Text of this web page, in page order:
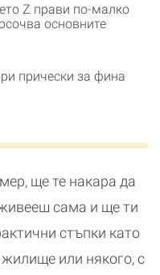
Z прави по-малко
основните
прически за фина
ще те накара да
сама и ще ти
стъпки като
или някого, с